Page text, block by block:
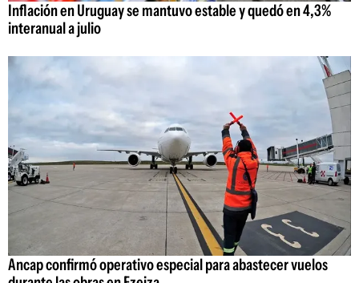
Inflación en Uruguay se mantuvo estable y quedó en 4,3%
interanual a julio
Ancap confirmó operativo especial para abastecer vuelos